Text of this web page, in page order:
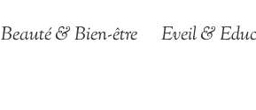
Beauté & Bien-être Eveil &